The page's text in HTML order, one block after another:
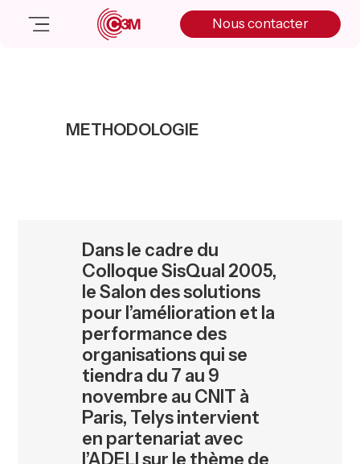
Nous contacter
Salle de presse
Nous contacter
METHODOLOGIE
Dans le cadre du
Colloque SisQual 2005,
le Salon des solutions
pour l’amélioration et la
performance des
organisations qui se
tiendra du 7 au 9
novembre au CNIT à
Paris, Telys intervient
en partenariat avec